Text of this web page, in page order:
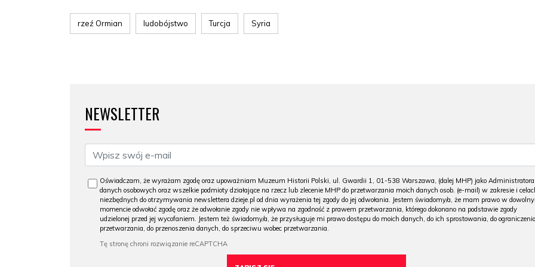
rzeź Ormian ludobójstwo Turcja Syria
NEWSLETTER
Oświadczam, że wyrażam zgodę oraz upoważniam Muzeum Historii Polski, ul. Gwardii 1, 01-538 Warszawa, (dalej MHP) jako Administratora
danych osobowych oraz wszelkie podmioty działające na rzecz lub zlecenie MHP do przetwarzania moich danych osob. (e-mail) w zakresie i
niezbędnych do otrzymywania newslettera dzieje.pl od dnia wyrażenia tej zgody do jej odwołania. Jestem świadomy/a, że mam prawo w
momencie odwołać zgodę oraz że odwołanie zgody nie wpływa na zgodność z prawem przetwarzania, którego dokonano na podstawie zgody
udzielonej przed jej wycofaniem. Jestem też świadomy/a, że przysługuje mi prawo dostępu do moich danych, do ich sprostowania, do ograniczenia
przetwarzania, do przenoszenia danych, do sprzeciwu wobec przetwarzania.